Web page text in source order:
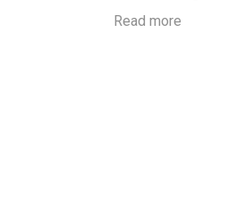
Read more